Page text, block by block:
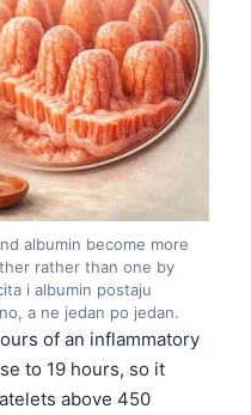
albumin become more
rather than one by
i albumin postaju
a ne jedan po jedan.
of an inflammatory
to 19 hours, so it
above 450